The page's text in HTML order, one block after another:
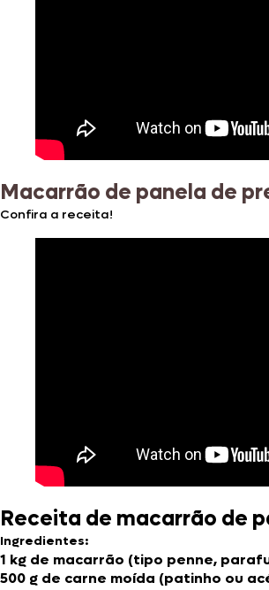
Macarrão de panela de
Confira a receita!
Receita de macarrão de
Ingredientes:
1 kg de macarrão (tipo penne,
500 g de carne moída (patinho ou